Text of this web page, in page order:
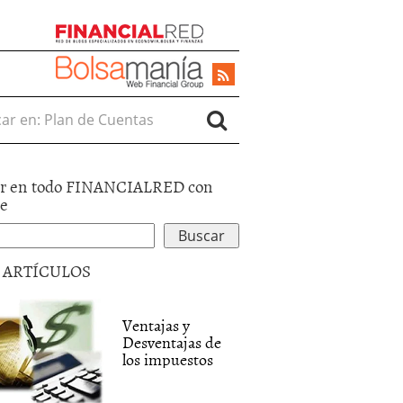
en:
en todo FINANCIALRED con
ARTÍCULOS
Ventajas y
Desventajas de
los impuestos